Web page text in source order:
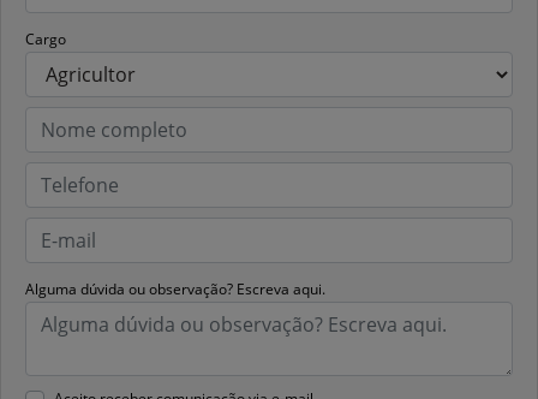
Cargo
Alguma dúvida ou observação? Escreva aqui.